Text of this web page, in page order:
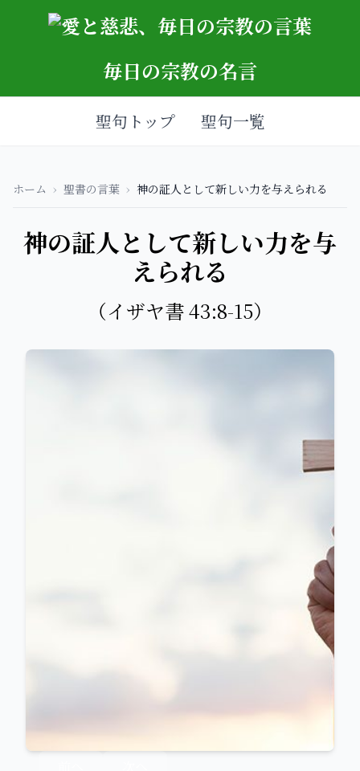
毎日の宗教の名言
聖句トップ 聖句一覧
ホーム › 聖書の言葉 › 神の証人として新しい力を与えられる
神の証人として新しい力を与
えられる
（イザヤ書 43:8-15）